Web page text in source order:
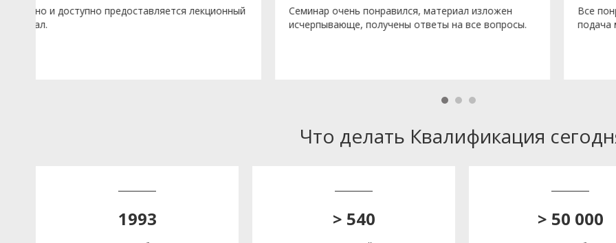
Семинар очень понравился, материал изложен
Все понравилось. У лектора очень информативная
подача материала.
Что делать Квалификация
1993 > 540 > 50 000